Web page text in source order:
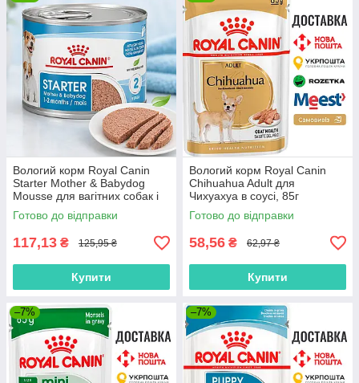
Вологий корм Royal Canin
Starter Mother & Babydog
Mousse для вагітних собак і
цуценят 195 г
Готово до відправки
117,13 ₴ 125,95 ₴
Купити
Вологий корм Royal Canin
Chihuahua Adult для
Чихуахуа в соусі, 85г
Готово до відправки
58,56 ₴ 62,97 ₴
Купити
–7% –7%